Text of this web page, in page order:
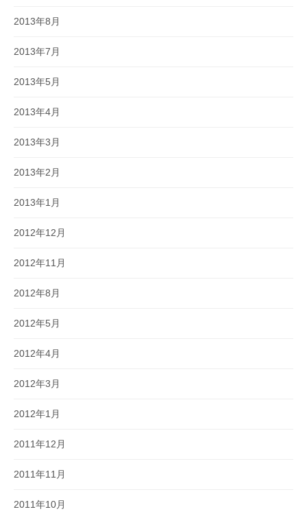
2013年8月
2013年7月
2013年5月
2013年4月
2013年3月
2013年2月
2013年1月
2012年12月
2012年11月
2012年8月
2012年5月
2012年4月
2012年3月
2012年1月
2011年12月
2011年11月
2011年10月